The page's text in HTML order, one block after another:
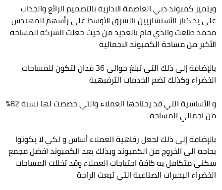
ويتميز كمبوند دبي العاصمة الادارية بالتصميم الرائع والجذاب
على يد كبار الأستشاريين بالشرق الأوسط على رأسهم المهندس
محمد طلعت والذي قام بالعديد من حيث جعلت الشركة المساحة
الأكبر من مساحة الكمبوند الاجمالية
بالإضافة إلى ذلك التي تبلغ حوالي 36 فدان لتكون للمساحات
الخضراء وكذلك تضم الخدمات الترفيهية
و الأساسية التي قد يحتاجها العملاء والتي خصصت لها نسبة 82%
من اجمالي المساحة
بالإضافة إلى ذلك لجعل رفاهية العملاء أساس و لكي لا يكونوا
بحاجه الى الخروج من الكمبوند وبذلك يعد الكمبوند افضل مجمع
سكني متكامل به كافة احتياجات العملاء وقد تخللت المساحات
الخضراء البحيرات الصناعية التي تبعث الراحة